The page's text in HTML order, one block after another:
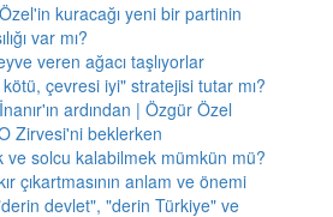
kuracağı yeni bir partinin
var mı?
veren ağacı taşlıyorlar
çevresi iyi" stratejisi tutar mı?
ardından | Özgür Özel
Zirvesi'ni beklerken
ve solcu kalabilmek mümkün mü?
çıkartmasının anlam ve önemi
devlet", "derin Türkiye" ve